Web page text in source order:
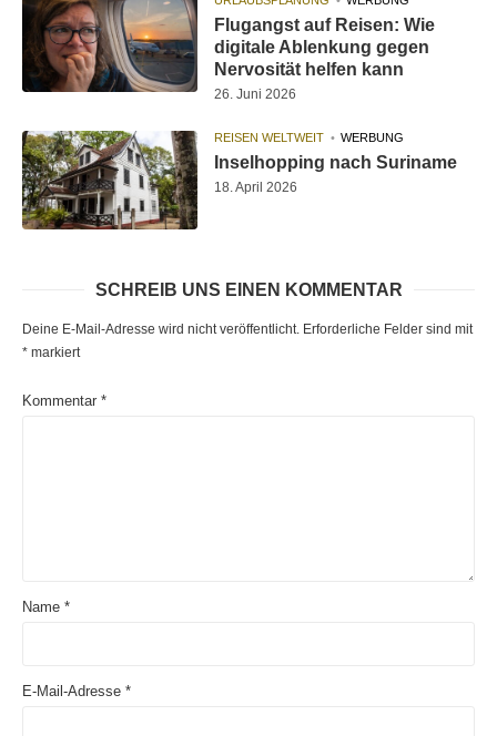
Flugangst auf Reisen: Wie
digitale Ablenkung gegen
Nervosität helfen kann
26. Juni 2026
REISEN WELTWEIT WERBUNG
Inselhopping nach Suriname
18. April 2026
SCHREIB UNS EINEN KOMMENTAR
Deine E-Mail-Adresse wird nicht veröffentlicht. Erforderliche Felder sind mit
* markiert
Kommentar *
Name *
E-Mail-Adresse *